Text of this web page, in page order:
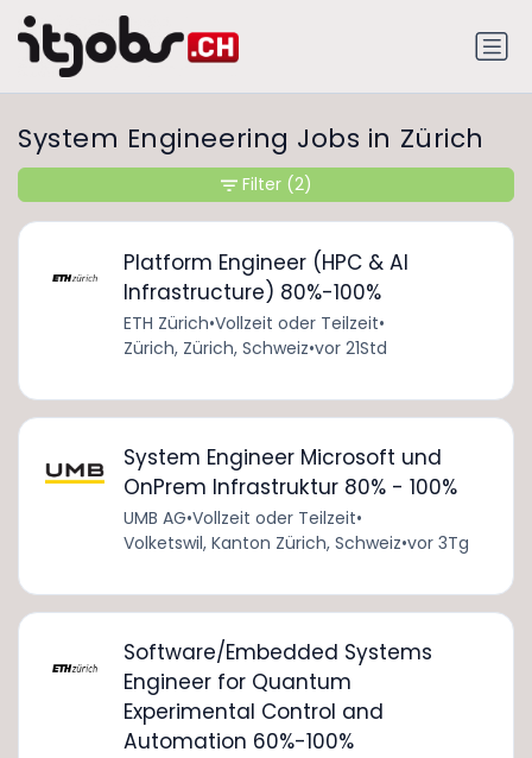
System Engineering Jobs in Zürich
Platform Engineer (HPC & AI
Infrastructure) 80%-100%
ETH Zürich•Vollzeit oder Teilzeit•
Zürich, Zürich, Schweiz•vor 21Std
System Engineer Microsoft und
OnPrem Infrastruktur 80% - 100%
UMB AG•Vollzeit oder Teilzeit•
Volketswil, Kanton Zürich, Schweiz•vor 3Tg
Software/Embedded Systems
Engineer for Quantum
Experimental Control and
Automation 60%-100%
Filter (2)